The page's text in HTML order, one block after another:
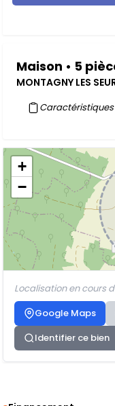
Maison • 5
MONTAGNY LES
+
−
Localisation en cours
Google Maps
Identifier ce bien